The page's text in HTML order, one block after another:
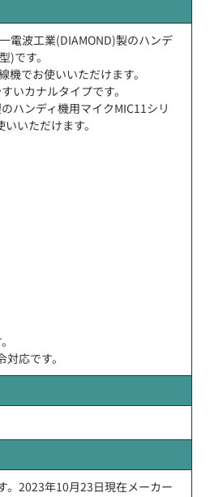
電波工業(DIAMOND)製のハンデ
)です。
機でお使いいただけます。
いカナルタイプです。
ハンディ機用マイクMIC11シリ
いただけます。
応です。
。2023年10月23日現在メーカー